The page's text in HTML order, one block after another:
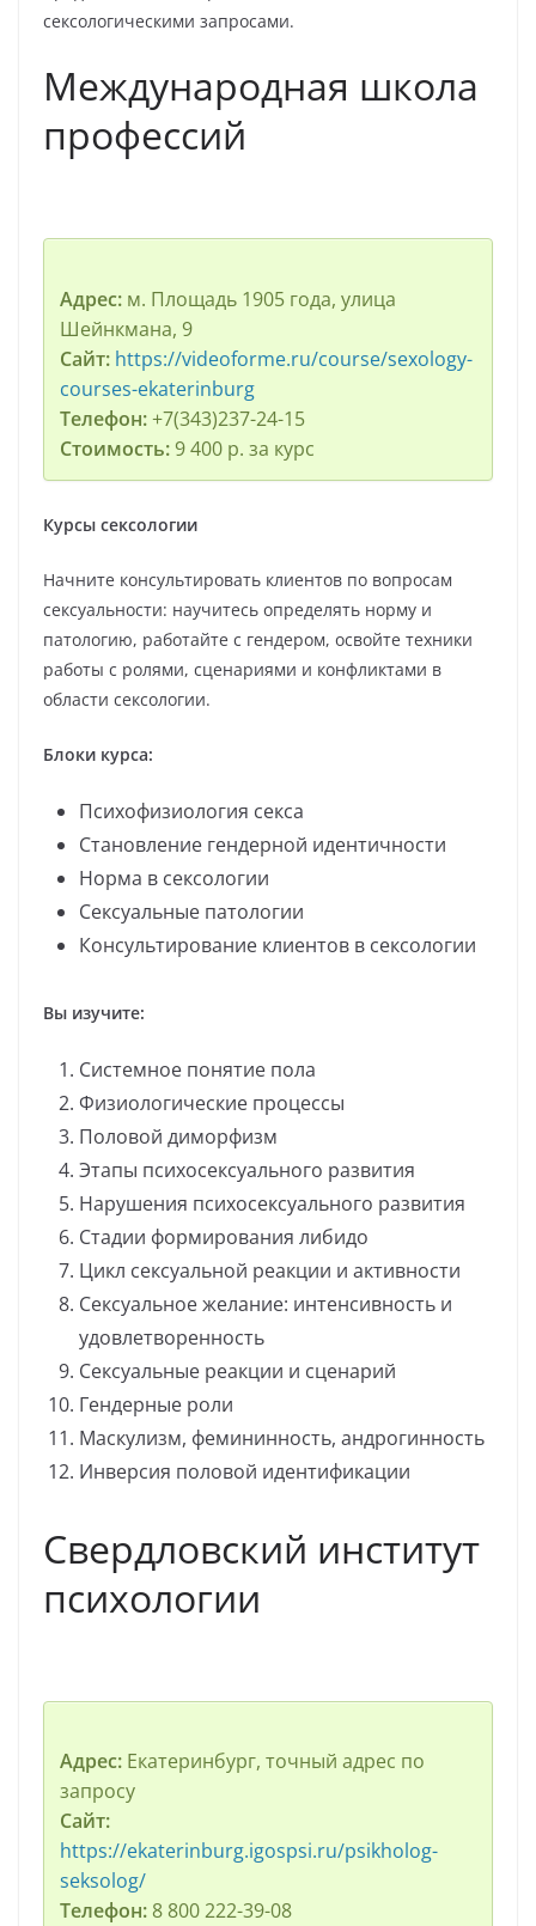
сексологическими запросами.
Международная школа
профессий
Адрес:м. Площадь 1905 года, улица
Шейнкмана, 9
Сайт: https://videoforme.ru/course/sexology-
courses-ekaterinburg
Телефон:+7(343)237-24-15
Стоимость:9 400 р. за курс
Курсы сексологии
Начните консультировать клиентов по вопросам
сексуальности: научитесь определять норму и
патологию, работайте с гендером, освойте техники
работы с ролями, сценариями и конфликтами в
области сексологии.
Блоки курса:
Психофизиология секса
Становление гендерной идентичности
Норма в сексологии
Сексуальные патологии
Консультирование клиентов в сексологии
Вы изучите:
Системное понятие пола
Физиологические процессы
Половой диморфизм
Этапы психосексуального развития
Нарушения психосексуального развития
Стадии формирования либидо
Цикл сексуальной реакции и активности
Сексуальное желание: интенсивность и
удовлетворенность
Сексуальные реакции и сценарий
Гендерные роли
Маскулизм, фемининность, андрогинность
Инверсия половой идентификации
Свердловский институт
психологии
Адрес:Екатеринбург, точный адрес по
запросу
Сайт:
https://ekaterinburg.igospsi.ru/psikholog-
seksolog/
Телефон:8 800 222-39-08